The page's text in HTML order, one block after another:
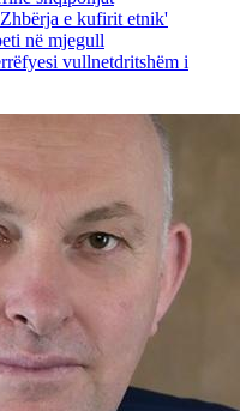
e kufirit etnik'
në mjegull
vullnetdritshëm i